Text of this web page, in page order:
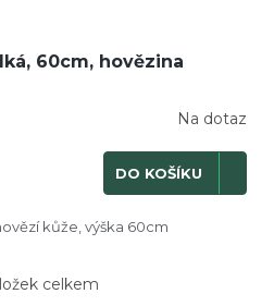
60cm, hovězina
Na dotaz
DO KOŠÍKU
kůže, výška 60cm
O celkem